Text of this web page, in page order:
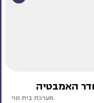
האמבטיה
מערכת בית ונוי